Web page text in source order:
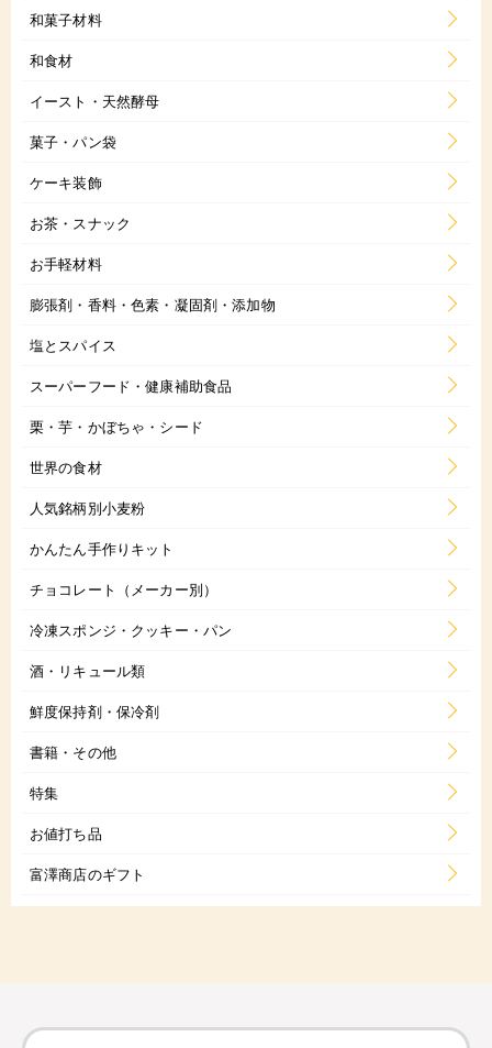
和菓子材料
和食材
イースト・天然酵母
菓子・パン袋
ケーキ装飾
お茶・スナック
お手軽材料
膨張剤・香料・色素・凝固剤・添加物
塩とスパイス
スーパーフード・健康補助食品
栗・芋・かぼちゃ・シード
世界の食材
人気銘柄別小麦粉
かんたん手作りキット
チョコレート（メーカー別）
冷凍スポンジ・クッキー・パン
酒・リキュール類
鮮度保持剤・保冷剤
書籍・その他
特集
お値打ち品
富澤商店のギフト